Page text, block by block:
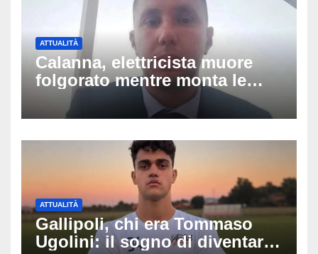
ATTUALITÀ
Calanna, elettricista muore
folgorato mentre monta le
luminarie della festa: chi era
Fabio Calabrò e cosa è
ATTUALITÀ
Gallipoli, chi era Tommaso
Ugolini: il sogno di diventare